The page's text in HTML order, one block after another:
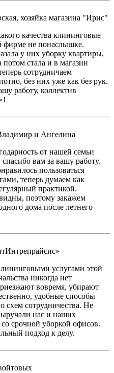
хозяйка магазина "Ирис"
качества клининговые
фирме не понаслышке.
у них уборку квартиры,
стала и в магазин
сотрудничаем
без них уже как без рук.
работу, коллектив
и Ангелина
от нашей семьи
вам за вашу работу.
пользоваться
теперь думаем как
практикой.
поэтому закажем
дома после летнего
услугами этой
никогда нет
вовремя, убирают
удобные способы
схем сотрудничества. Не
нас и наших
срочной уборкой офисов.
подход к делу.